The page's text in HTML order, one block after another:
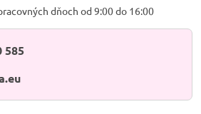
dňoch od 9:00 do 16:00
585